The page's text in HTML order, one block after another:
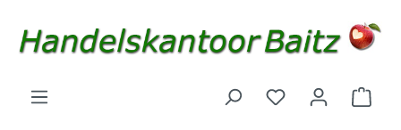
Du hast 0